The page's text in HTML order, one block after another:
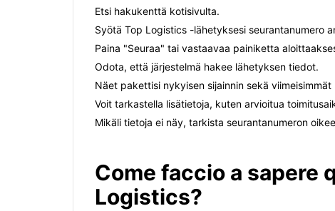
Etsi hakukenttä kotisivulta.
Syötä Top Logistics -lähetyksesi seurantanumero
Paina "Seuraa" tai vastaavaa painiketta
Odota, että järjestelmä hakee lähetyksen tiedot.
Näet pakettisi nykyisen sijainnin sekä
Voit tarkastella lisätietoja, kuten arvioitua
Mikäli tietoja ei näy, tarkista seurantanumeron
Come faccio a sapere
Logistics?